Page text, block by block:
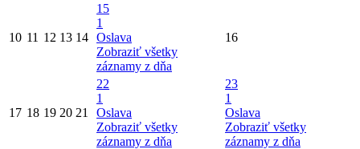
10 11 12 13 14
15
1
Oslava
Zobraziť všetky
záznamy z dňa
16
17 18 19 20 21
22
1
Oslava
Zobraziť všetky
záznamy z dňa
23
1
Oslava
Zobraziť všetky
záznamy z dňa